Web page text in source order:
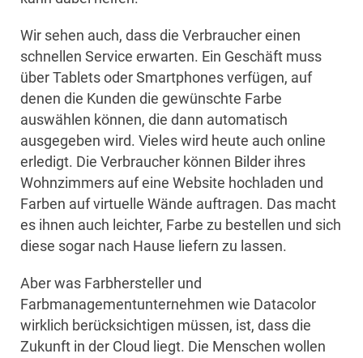
Wir sehen auch, dass die Verbraucher einen
schnellen Service erwarten. Ein Geschäft muss
über Tablets oder Smartphones verfügen, auf
denen die Kunden die gewünschte Farbe
auswählen können, die dann automatisch
ausgegeben wird. Vieles wird heute auch online
erledigt. Die Verbraucher können Bilder ihres
Wohnzimmers auf eine Website hochladen und
Farben auf virtuelle Wände auftragen. Das macht
es ihnen auch leichter, Farbe zu bestellen und sich
diese sogar nach Hause liefern zu lassen.
Aber was Farbhersteller und
Farbmanagementunternehmen wie Datacolor
wirklich berücksichtigen müssen, ist, dass die
Zukunft in der Cloud liegt. Die Menschen wollen